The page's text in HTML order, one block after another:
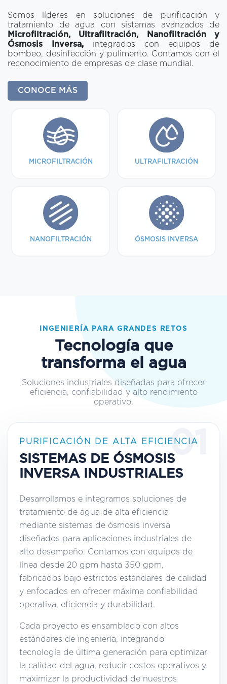
Somos líderes en soluciones de purificación y
tratamiento de agua con sistemas avanzados de
Microfiltración, Ultrafiltración, Nanofiltración y
Ósmosis Inversa, integrados con equipos de
bombeo, desinfección y pulimento. Contamos con el
reconocimiento de empresas de clase mundial.
CONOCE MÁS
MICROFILTRACIÓN ULTRAFILTRACIÓN
NANOFILTRACIÓN ÓSMOSIS INVERSA
INGENIERÍA PARA GRANDES RETOS
Tecnología que
transforma el agua
Soluciones industriales diseñadas para ofrecer
eficiencia, confiabilidad y alto rendimiento
operativo.
01
PURIFICACIÓN DE ALTA EFICIENCIA
SISTEMAS DE ÓSMOSIS
INVERSA INDUSTRIALES
Desarrollamos e integramos soluciones de
tratamiento de agua de alta eficiencia
mediante sistemas de ósmosis inversa
diseñados para aplicaciones industriales de
alto desempeño. Contamos con equipos de
línea desde 20 gpm hasta 350 gpm,
fabricados bajo estrictos estándares de calidad
y enfocados en ofrecer máxima confiabilidad
operativa, eficiencia y durabilidad.
Cada proyecto es ensamblado con altos
estándares de ingeniería, integrando
tecnología de última generación para optimizar
la calidad del agua, reducir costos operativos y
maximizar la productividad de nuestros